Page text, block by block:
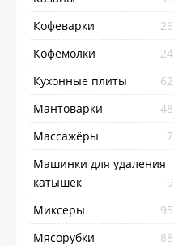
Кофеварки
26
Кофемолки
24
Кухонные плиты
62
Мантоварки
48
Массажёры
7
Машинки для удаления
катышек
9
Миксеры
95
Мясорубки
88